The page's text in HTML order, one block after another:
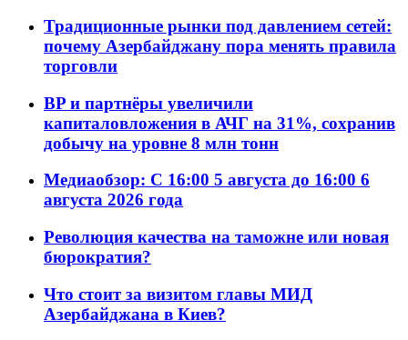
Традиционные рынки под давлением сетей:
почему Азербайджану пора менять правила
торговли
BP и партнёры увеличили
капиталовложения в АЧГ на 31%, сохранив
добычу на уровне 8 млн тонн
Медиаобзор: С 16:00 5 августа до 16:00 6
августа 2026 года
Революция качества на таможне или новая
бюрократия?
Что стоит за визитом главы МИД
Азербайджана в Киев?